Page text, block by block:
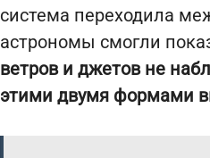
система переходила
астрономы смогли
ветров и джетов не
этими двумя формами